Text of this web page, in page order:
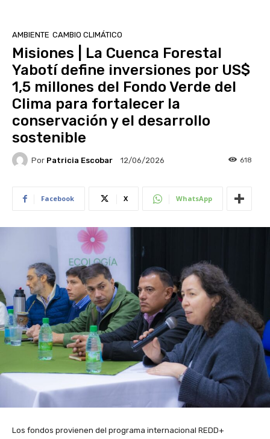
AMBIENTE CAMBIO CLIMÁTICO
Misiones | La Cuenca Forestal
Yabotí define inversiones por US$
1,5 millones del Fondo Verde del
Clima para fortalecer la
conservación y el desarrollo
sostenible
Por Patricia Escobar 12/06/2026 618
Facebook X WhatsApp
Los fondos provienen del programa internacional REDD+